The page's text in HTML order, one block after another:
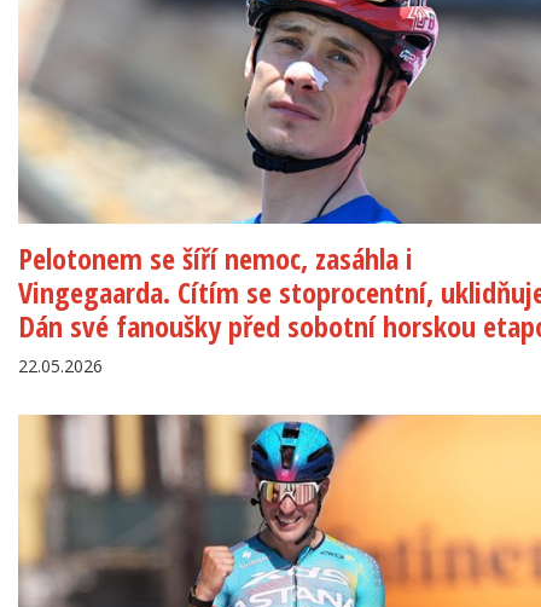
Pelotonem se šíří nemoc, zasáhla i
Vingegaarda. Cítím se stoprocentní,
Dán své fanoušky před sobotní horskou
22.05.2026